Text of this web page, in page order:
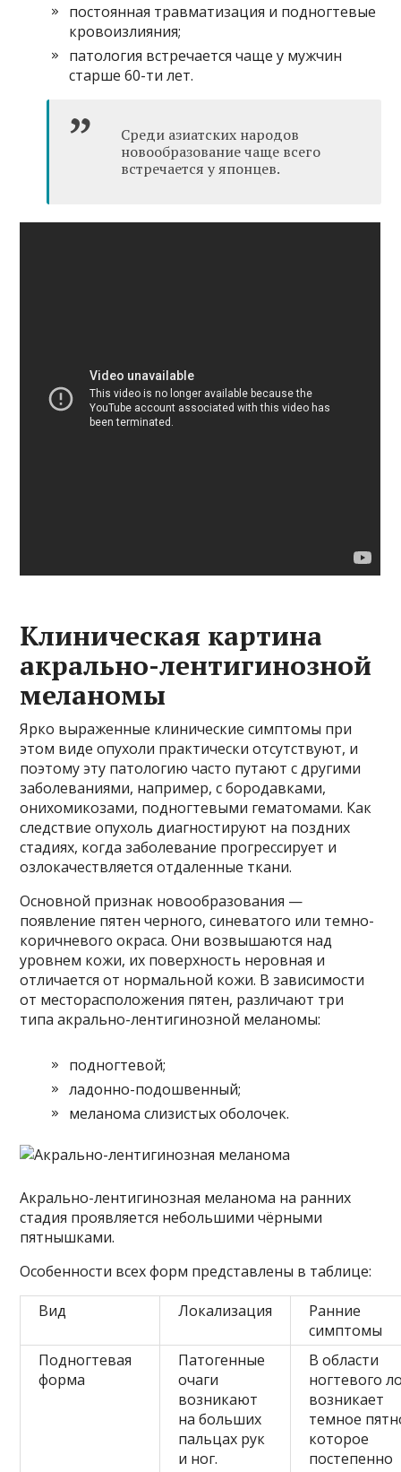
постоянная травматизация и подногтевые
кровоизлияния;
патология встречается чаще у мужчин
старше 60-ти лет.
Среди азиатских народов
новообразование чаще всего
встречается у японцев.
Клиническая картина
акрально-лентигинозной
меланомы
Ярко выраженные клинические симптомы при
этом виде опухоли практически отсутствуют, и
поэтому эту патологию часто путают с другими
заболеваниями, например, с бородавками,
онихомикозами, подногтевыми гематомами. Как
следствие опухоль диагностируют на поздних
стадиях, когда заболевание прогрессирует и
озлокачествляется отдаленные ткани.
Основной признак новообразования —
появление пятен черного, синеватого или темно-
коричневого окраса. Они возвышаются над
уровнем кожи, их поверхность неровная и
отличается от нормальной кожи. В зависимости
от месторасположения пятен, различают три
типа акрально-лентигинозной меланомы:
подногтевой;
ладонно-подошвенный;
меланома слизистых оболочек.
Акрально-лентигинозная меланома на ранних
стадия проявляется небольшими чёрными
пятнышками.
Особенности всех форм представлены в таблице:
Вид
Локализация
Ранние
симптомы
Подногтевая
форма
Патогенные
очаги
возникают
на больших
пальцах рук
и ног.
В области
ногтевого
возникает
темное
которое
постепенно